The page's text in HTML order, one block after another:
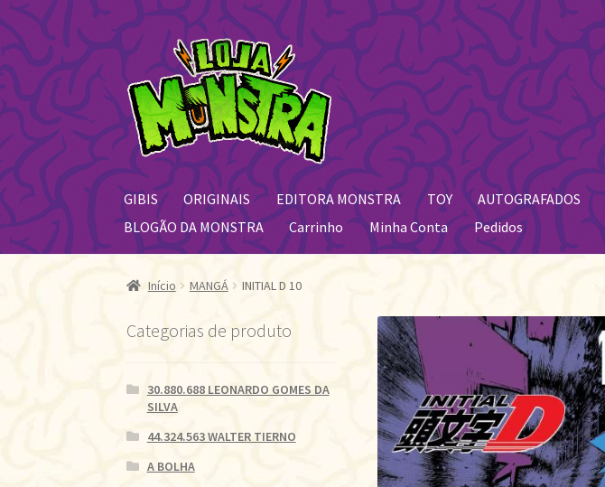
Pular
para
navegação
Pular
para
o
conteúdo
GIBIS ORIGINAIS EDITORA MONSTRA TOY AUTOGRAFADOS
BLOGÃO DA MONSTRA
Carrinho Minha Conta Pedidos
Início MANGÁ INITIAL D 10
Categorias de produto
30.880.688 LEONARDO GOMES DA
SILVA
44.324.563 WALTER TIERNO
A BOLHA